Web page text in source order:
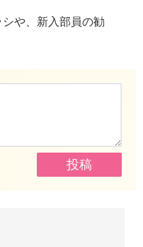
や、新入部員の勧